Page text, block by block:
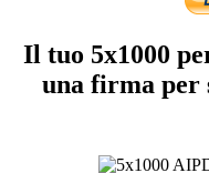
Il tuo 5x1000
una firma per